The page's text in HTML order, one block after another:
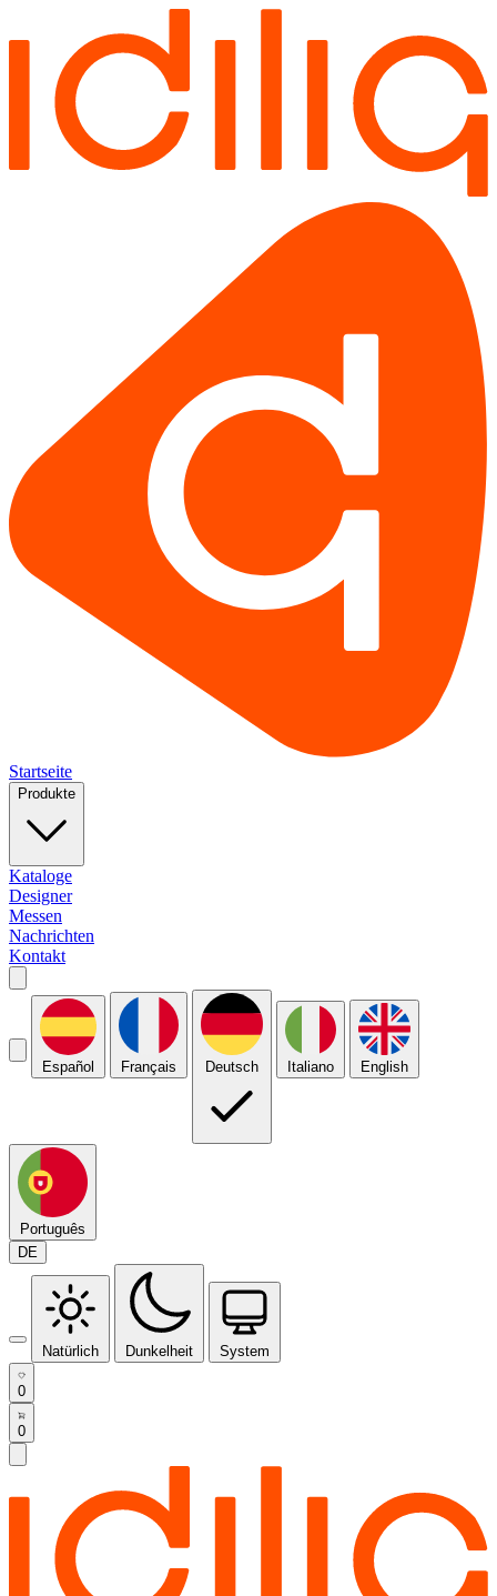
Startseite
Produkte
Kataloge
Designer
Messen
Nachrichten
Kontakt
Español Français Deutsch Italiano English
Português
DE
Natürlich Dunkelheit System
0
0